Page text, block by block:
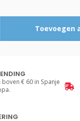
Toevoegen
€ 60 in Spanje